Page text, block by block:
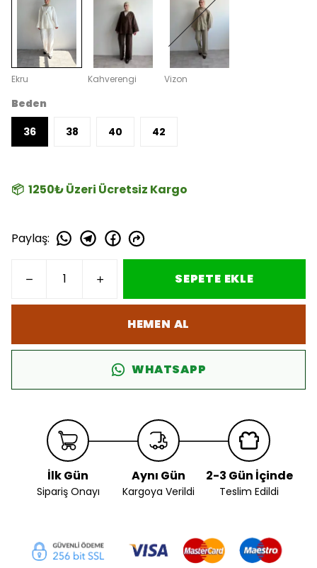
Ekru Kahverengi Vizon
Beden
36
38 40 42
📦 1250₺ Üzeri Ücretsiz Kargo
Paylaş:
SEPETE EKLE
HEMEN AL
WHATSAPP
İlk Gün
Sipariş Onayı
Aynı Gün
Kargoya Verildi
2-3 Gün İçinde
Teslim Edildi